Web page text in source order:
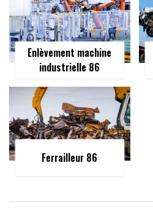
Enlèvement machine
industrielle 86
Ferrailleur 86